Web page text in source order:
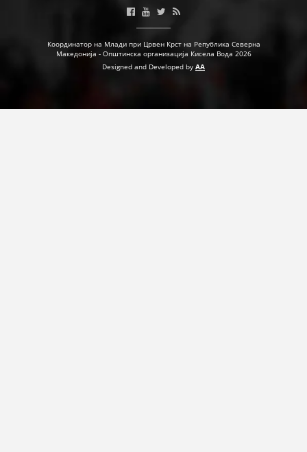
Координатор на Млади при Црвен Крст на Република Северна
Македонија - Општинска организација Кисела Вода 2026
Designed and Developed by AA